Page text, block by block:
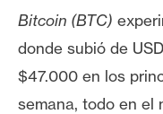
A
A
n
Bitcoin (BTC)
donde subió de
$47.000 en los
semana, todo en el